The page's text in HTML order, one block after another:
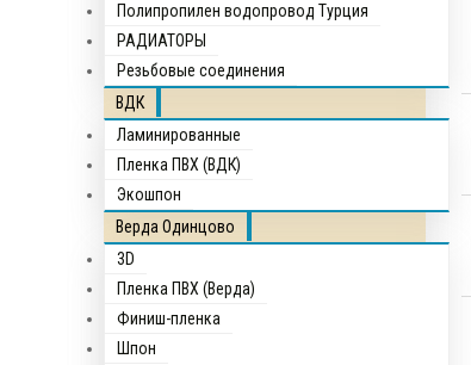
Полипропилен водопровод Турция
РАДИАТОРЫ
Резьбовые соединения
ВДК
Ламинированные
Пленка ПВХ (ВДК)
Экошпон
Верда Одинцово
3D
Пленка ПВХ (Верда)
Финиш-пленка
Шпон